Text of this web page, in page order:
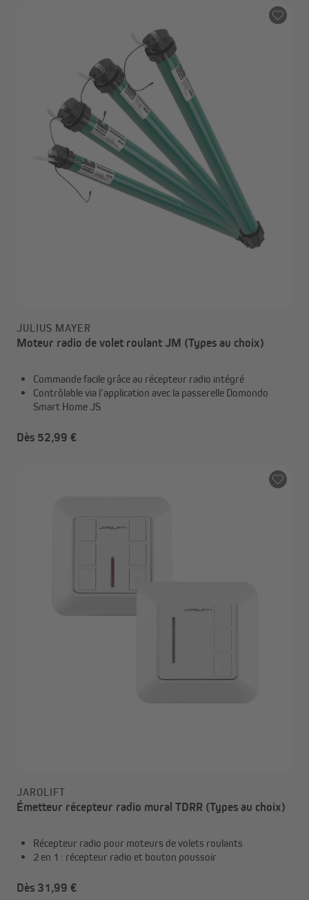
JULIUS MAYER
Moteur radio de volet roulant JM (Types au choix)
Commande facile grâce au récepteur radio intégré
Contrôlable via l’application avec la passerelle Domondo
Smart Home JS
Dès 52,99 €
JAROLIFT
Émetteur récepteur radio mural TDRR (Types au choix)
Récepteur radio pour moteurs de volets roulants
2 en 1 : récepteur radio et bouton poussoir
Dès 31,99 €